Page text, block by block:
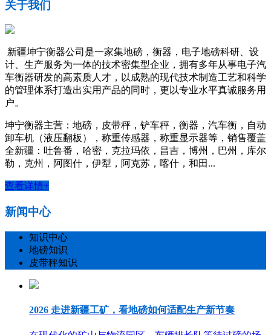
关于我们
新疆坤宁衡器公司是一家集地磅，衡器，电子地磅科研、设
计、生产服务为一体的技术密集型企业，拥有多年从事电子汽
车衡器研发的高素质人才，以成熟的现代技术制造工艺和科学
的管理体系打造出实用产品的同时，更以专业水平真诚服务用
户。
坤宁衡器主营：地磅，皮带秤，铲车秤，衡器，汽车衡，自动
卸车机（液压翻板），称重传感器，称重显示器等，销售覆盖
全新疆：吐鲁番，哈密，克拉玛依，昌吉，博州，巴州，库尔
勒，克州，阿图什，伊犁，阿克苏，喀什，和田...
查看详情+
新闻中心
知识中心
地磅知识
皮带秤知识
2026 走进新疆工矿，看地磅如何适配生产新节奏